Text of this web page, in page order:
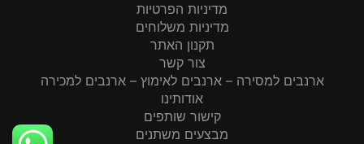
מדיניות הפרטיות
מדיניות משלוחים
תקנון האתר
צור קשר
ארנבים למסירה – ארנבים לאימוץ – ארנבים למכירה
אודותינו
קישור שותפים
מבצעים משתנים